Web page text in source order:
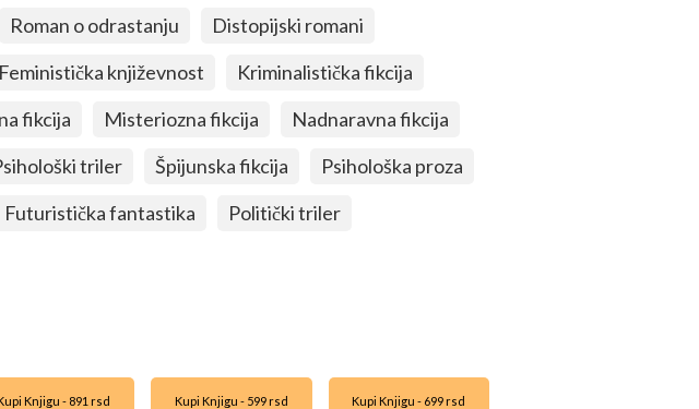
Roman o odrastanju
Distopijski romani
Feministička književnost
Kriminalistička fikcija
fikcija Misteriozna fikcija
Nadnaravna fikcija
triler Špijunska fikcija
Psihološka proza
Futuristička fantastika Politički triler
Knjigu - 891 rsd Kupi Knjigu - 599 rsd Kupi Knjigu - 699 rsd